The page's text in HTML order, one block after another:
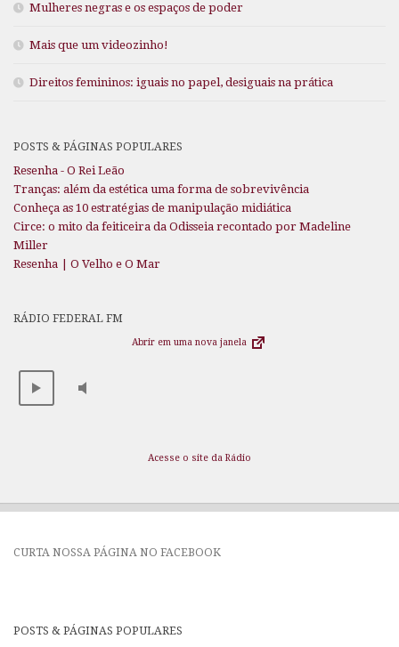
Mulheres negras e os espaços de poder
Mais que um videozinho!
Direitos femininos: iguais no papel, desiguais na prática
POSTS & PÁGINAS POPULARES
Resenha - O Rei Leão
Tranças: além da estética uma forma de sobrevivência
Conheça as 10 estratégias de manipulação midiática
Circe: o mito da feiticeira da Odisseia recontado por Madeline
Miller
Resenha | O Velho e O Mar
RÁDIO FEDERAL FM
Abrir em uma nova janela
Acesse o site da Rádio
CURTA NOSSA PÁGINA NO FACEBOOK
POSTS & PÁGINAS POPULARES